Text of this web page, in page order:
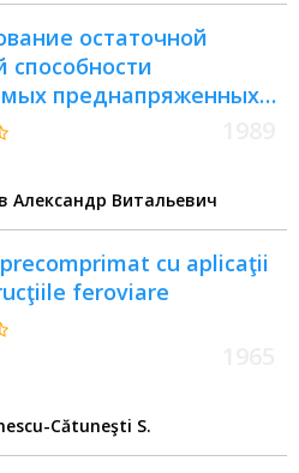
остаточной
способности
преднапряженных
конструкций
: Автореф. дис.
учен. степ. к.т.н
Александр Витальевич
cu aplicaţii
feroviare
Cătuneşti S.